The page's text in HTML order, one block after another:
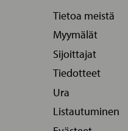
Tietoa meistä
Myymälät
Sijoittajat
Tiedotteet
Ura
Listautuminen